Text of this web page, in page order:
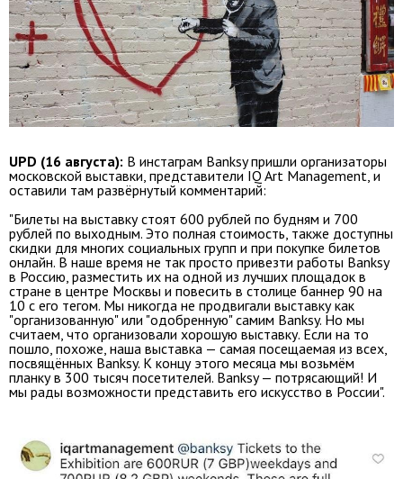
UPD (16 августа): В инстаграм Banksy пришли организаторы
московской выставки, представители IQ Art Management, и
оставили там развёрнутый комментарий:
"Билеты на выставку стоят 600 рублей по будням и 700
рублей по выходным. Это полная стоимость, также доступны
скидки для многих социальных групп и при покупке билетов
онлайн. В наше время не так просто привезти работы Banksy
в Россию, разместить их на одной из лучших площадок в
стране в центре Москвы и повесить в столице баннер 90 на
10 с его тегом. Мы никогда не продвигали выставку как
"организованную" или "одобренную" самим Banksy. Но мы
считаем, что организовали хорошую выставку. Если на то
пошло, похоже, наша выставка — самая посещаемая из всех,
посвящённых Banksy. К концу этого месяца мы возьмём
планку в 300 тысяч посетителей. Banksy — потрясающий! И
мы рады возможности представить его искусство в России".